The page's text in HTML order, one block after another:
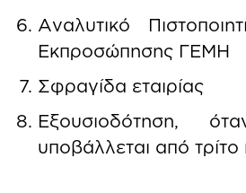
Αναλυτικό
Εκπροσώπησης ΓΕΜΗ
Σφραγίδα εταιρίας
Εξουσιοδότηση,
υποβάλλεται από